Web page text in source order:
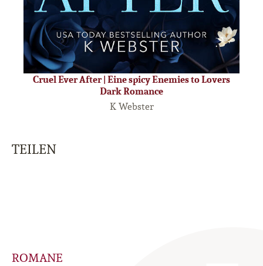
Cruel Ever After | Eine spicy Enemies to Lovers
Dark Romance
K Webster
TEILEN
ROMANE